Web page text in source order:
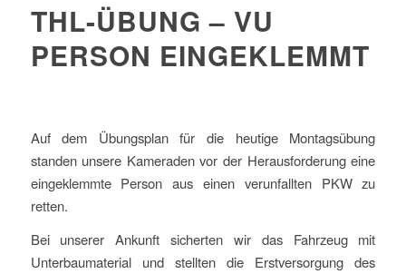
THL-ÜBUNG – VU
PERSON EINGEKLEMMT
Auf dem Übungsplan für die heutige Montagsübung
standen unsere Kameraden vor der Herausforderung eine
eingeklemmte Person aus einen verunfallten PKW zu
retten.
Bei unserer Ankunft sicherten wir das Fahrzeug mit
Unterbaumaterial und stellten die Erstversorgung des